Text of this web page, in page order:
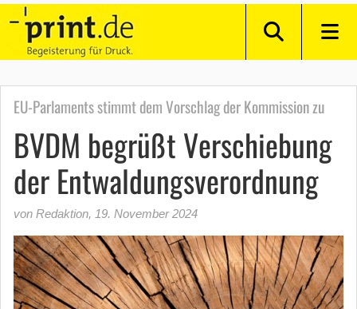
EU-Parlaments stimmt dem Vorschlag der Kommission zu
BVDM begrüßt Verschiebung
der Entwaldungsverordnung
von Redaktion, 19. November 2024